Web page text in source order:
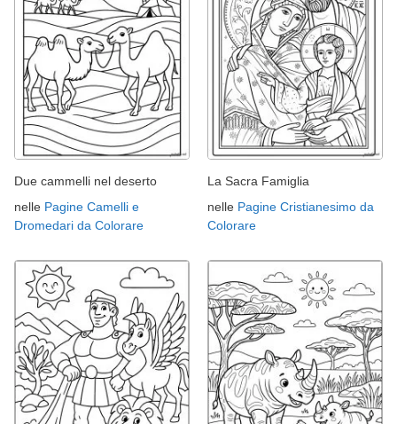
Due cammelli nel deserto
nelle Pagine Camelli e
Dromedari da Colorare
La Sacra Famiglia
nelle Pagine Cristianesimo da
Colorare